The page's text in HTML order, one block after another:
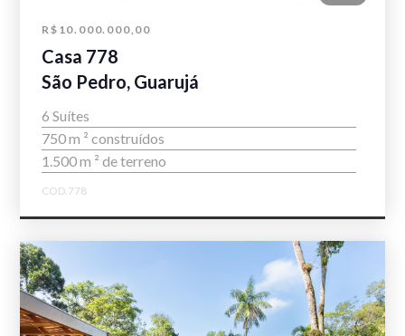
R$10.000.000,00
Casa 778
São Pedro, Guarujá
6 Suítes
750 m ² construídos
1.500 m ² de terreno
COD.778